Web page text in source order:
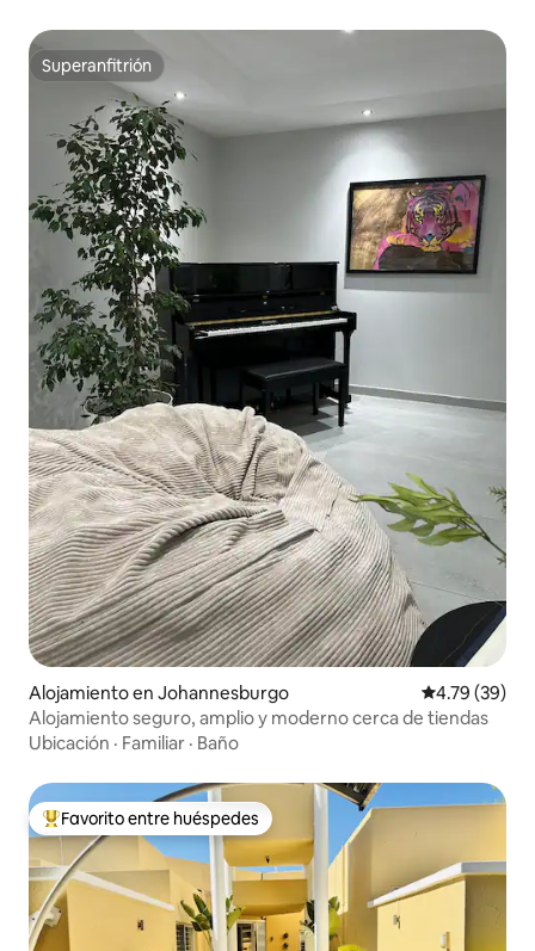
Superanfitrión
Superanfitrión
Alojamiento en Johannesburgo Calificación
4.79 (39)
Alojamiento seguro, amplio y moderno cerca de tiendas
Ubicación · Familiar · Baño
Favorito entre huéspedes preferido
Favorito entre huéspedes